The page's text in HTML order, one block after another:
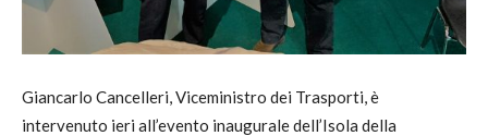
Giancarlo Cancelleri, Viceministro dei Trasporti, è
intervenuto ieri all’evento inaugurale dell’Isola della